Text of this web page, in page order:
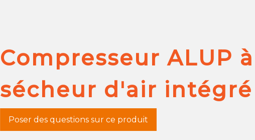
Compresseur ALUP
sécheur d'air intégré
Poser des questions sur ce produit